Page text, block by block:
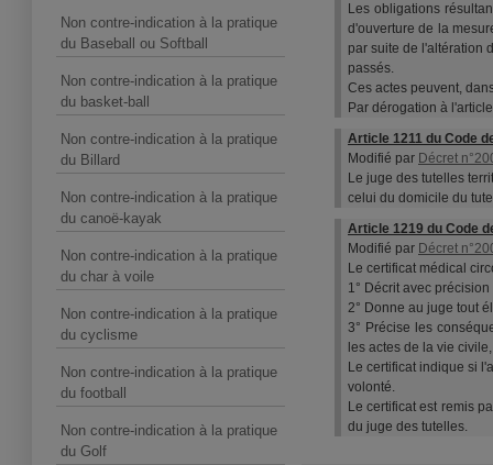
Non contre-indication à la pratique
du Baseball ou Softball
Non contre-indication à la pratique
du basket-ball
Non contre-indication à la pratique
du Billard
Non contre-indication à la pratique
du canoë-kayak
Non contre-indication à la pratique
du char à voile
Non contre-indication à la pratique
du cyclisme
Non contre-indication à la pratique
du football
Non contre-indication à la pratique
du Golf
Les obligations
d'ouverture de la
par suite de l'altération
passés.
Ces actes peuvent,
Par dérogation à
Article 1211 du Code
Modifié par Décret
Le juge des tutelles
celui du domicile du
Article 1219 du Code
Modifié par Décret
Le certificat médical
1° Décrit avec
2° Donne au juge tout
3° Précise les
les actes de la vie
Le certificat indique si
volonté.
Le certificat est remis
du juge des tutelles.